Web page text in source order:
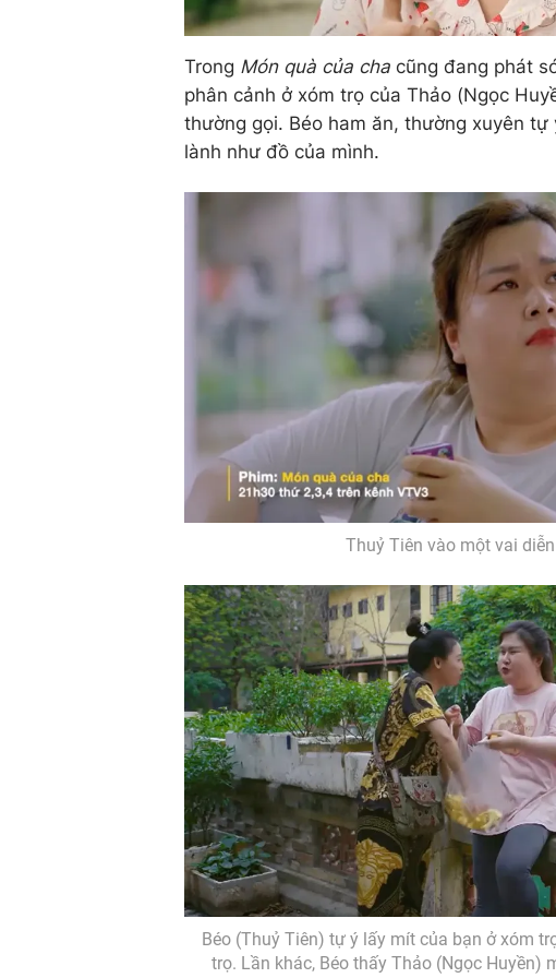
Trong Món quà của cha cũng đang phát
phân cảnh ở xóm trọ của Thảo (Ngọc
thường gọi. Béo ham ăn, thường xuyên
lành như đồ của mình.
Thuỷ Tiên vào một vai
Béo (Thuỷ Tiên) tự ý lấy mít của bạn ở xóm
trọ. Lần khác, Béo thấy Thảo (Ngọc